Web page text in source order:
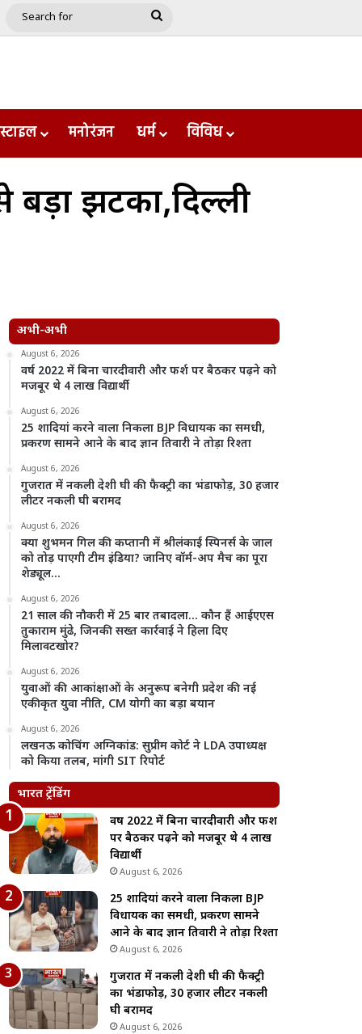
Play
Search
मनोरंजन धर्म विविध
झटका,दिल्ली
अभी-अभी
August 6, 2026
वर्ष 2022 में बिना चारदीवारी और फर्श पर बैठकर पढ़ने को
मजबूर थे 4 लाख विद्यार्थी
August 6, 2026
25 शादियां करने वाला निकला BJP विधायक का समधी,
प्रकरण सामने आने के बाद ज्ञान तिवारी ने तोड़ा रिश्ता
August 6, 2026
गुजरात में नकली देशी घी की फैक्ट्री का भंडाफोड़, 30 हजार
लीटर नकली घी बरामद
August 6, 2026
क्या शुभमन गिल की कप्तानी में श्रीलंकाई स्पिनर्स के जाल
को तोड़ पाएगी टीम इंडिया? जानिए वॉर्म-अप मैच का पूरा
शेड्यूल…
August 6, 2026
21 साल की नौकरी में 25 बार तबादला… कौन हैं आईएएस
तुकाराम मुंढे, जिनकी सख्त कार्रवाई ने हिला दिए
मिलावटखोर?
August 6, 2026
युवाओं की आकांक्षाओं के अनुरूप बनेगी प्रदेश की नई
एकीकृत युवा नीति, CM योगी का बड़ा बयान
August 6, 2026
लखनऊ कोचिंग अग्निकांड: सुप्रीम कोर्ट ने LDA उपाध्यक्ष
को किया तलब, मांगी SIT रिपोर्ट
भारत ट्रेंडिंग
वर्ष 2022 में बिना चारदीवारी और फर्श
पर बैठकर पढ़ने को मजबूर थे 4 लाख
विद्यार्थी
August 6, 2026
25 शादियां करने वाला निकला BJP
विधायक का समधी, प्रकरण सामने
आने के बाद ज्ञान तिवारी ने तोड़ा रिश्ता
August 6, 2026
गुजरात में नकली देशी घी की फैक्ट्री
का भंडाफोड़, 30 हजार लीटर नकली
घी बरामद
August 6, 2026